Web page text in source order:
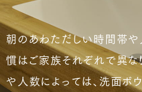
朝のあわただしい時間帯
慣はご家族それぞれで異な
や人数によっては、洗面ボ